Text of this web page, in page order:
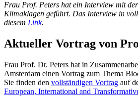
Frau Prof. Peters hat ein Interview mit
Klimaklagen geführt. Das Interview in
diesem Link.
Aktueller Vortrag von
Frau Prof. Dr. Peters hat in
Amsterdam einen Vortrag zum Thema
Sie finden den vollständigen Vortrag auf
European, International and